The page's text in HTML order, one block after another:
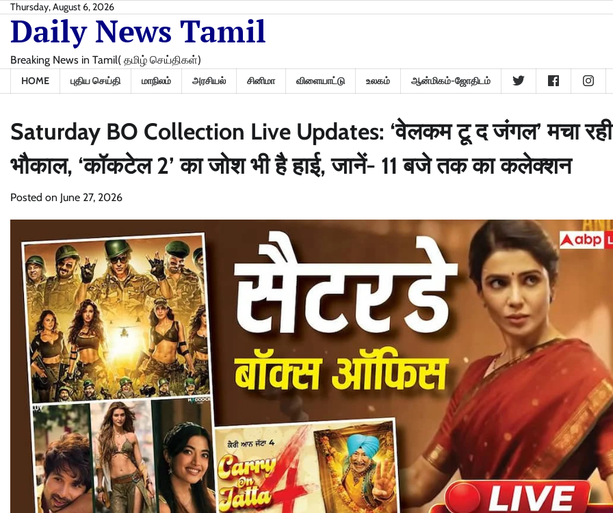
Skip
content
Thursday, August 6, 2026
Daily News Tamil
Breaking News in Tamil( தமிழ் செய்திகள்)
HOME புதிய செய்தி மாநிலம் அரசியல் சினிமா விளையாட்டு உலகம் ஆன்மிகம்-ஜோதிடம்
Saturday BO Collection Live Updates: ‘वेलकम टू द जंगल’ मचा रही
भौकाल, ‘कॉकटेल 2’ का जोश भी है हाई, जानें- 11 बजे तक का कलेक्शन
Posted on June 27, 2026